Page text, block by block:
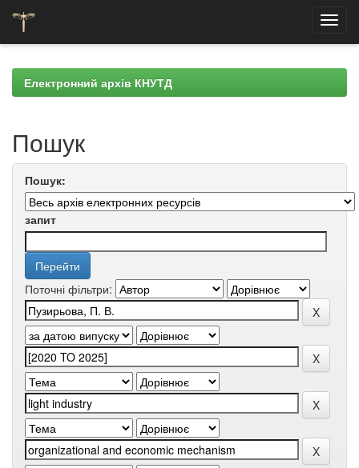
navigationЕлектронний архів КНУТД
Пошук
Пошук:
запит
Поточні фільтри: